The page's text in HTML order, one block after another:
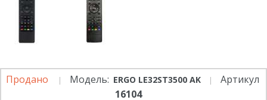
Продано Модель: ERGO LE32ST3500 AK
Артикул
16104